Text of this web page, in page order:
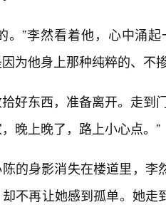
。”李然看着他，心中涌
为他身上那种纯粹的、不
好东西，准备离开。走到
晚上晚了，路上小心点。”
的身影消失在楼道里，李
不再让她感到孤单。她